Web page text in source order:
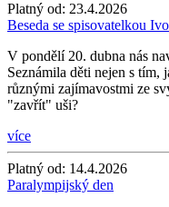
Platný od: 23.4.2026
Beseda se spisovatelkou
V pondělí 20. dubna nás
Seznámila děti nejen s tím,
různými zajímavostmi ze
"zavřít" uši?
více
Platný od: 14.4.2026
Paralympijský den